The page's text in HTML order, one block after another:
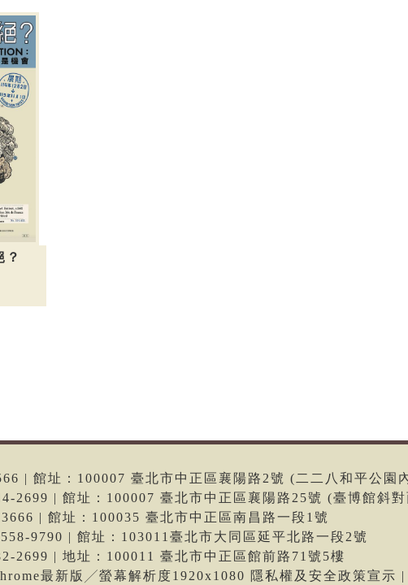
？
| 館址：100007 臺北市中正區襄陽路2號 (二二八和平公園
2699 | 館址：100007 臺北市中正區襄陽路25號 (臺博館斜
| 館址：100035 臺北市中正區南昌路一段1號
9790 | 館址：103011臺北市大同區延平北路一段2號
2699 | 地址：100011 臺北市中正區館前路71號5樓
最新版╱螢幕解析度1920x1080 隱私權及安全政策宣示